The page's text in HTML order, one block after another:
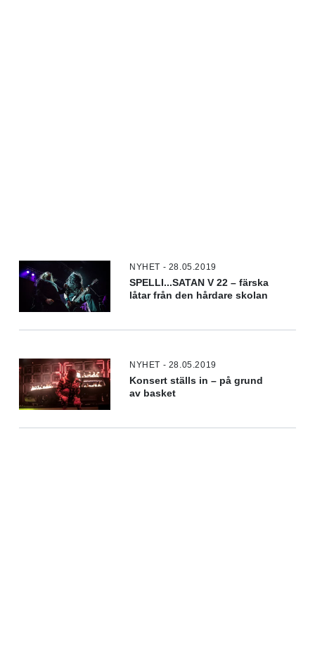
NYHET - 28.05.2019
SPELLI...SATAN V 22 – färska
låtar från den hårdare skolan
NYHET - 28.05.2019
Konsert ställs in – på grund
av basket